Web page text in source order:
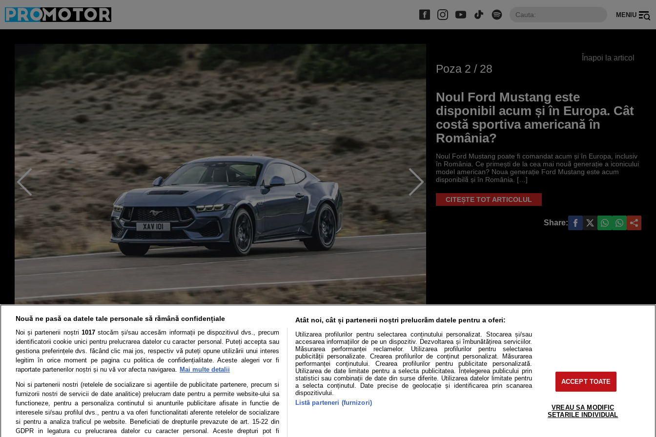
MENIU
Înapoi la articol
Poza 2 / 28
Noul Ford Mustang este
disponibil acum și în Europa. Cât
costă sportiva americană în
România?
Noul Ford Mustang poate fi comandat acum și în Europa, inclusiv
în România. Ce primești de la cea mai nouă generație a iconicului
model american? Noua generație Ford Mustang este acum
disponibilă și în România. […]
CITEȘTE TOT ARTICOLUL
Share:
Știri Test drive Utile Video Podcast cu Prioritate Cât costă?
Termeni si conditii Politica de confidentialitate Politica de cookies Echipa editorială Contact Modifică Setările
Toate drepturile rezervate | Citarea se poate face în limita a 250 de semne. Nicio instituţie sau persoană (site-uri, instituţii mass-media, firme de
Nouă ne pasă ca datele tale personale să rămână confidențiale
Noi și partenerii noștri 1017stocăm și/sau accesăm informații pe dispozitivul dvs., precum
identificatorii cookie unici pentru prelucrarea datelor cu caracter personal. Puteți accepta sau
gestiona preferințele dvs. făcând clic mai jos, respectiv vă puteți opune utilizării unui interes
legitim în orice moment pe pagina cu politica de confidențialitate. Aceste alegeri vor fi
raportate partenerilor noștri și nu vă vor afecta navigarea. Mai multe detalii
Noi si partenerii nostri (retelele de socializare si agentiile de publicitate partenere, precum si
furnizorii nostri de servicii de date analitice) prelucram date pentru a permite website-ului sa
functioneze, pentru a personaliza continutul si anunturile publicitare afisate in functie de
interesele si/sau profilul dvs., pentru a va oferi functionalitati aferente retelelor de socializare
si pentru a analiza traficul pe website. Beneficiati de drepturile prevazute de art. 15-22 din
GDPR in legatura cu prelucrarea datelor cu caracter personal. Aceste drepturi pot fi
Atât noi, cât și partenerii noștri prelucrăm datele pentru a oferi:
Utilizarea profilurilor pentru selectarea conținutului personalizat. Stocarea și/sau
accesarea informațiilor de pe un dispozitiv. Dezvoltarea și îmbunătățirea serviciilor.
Măsurarea performanței reclamelor. Utilizarea profilurilor pentru selectarea
publicității personalizate. Crearea profilurilor de conținut personalizat. Măsurarea
performanței conținutului. Crearea profilurilor pentru publicitate personalizată.
Utilizarea de date limitate pentru a selecta publicitatea. Înțelegerea publicului prin
statistici sau combinații de date din surse diferite. Utilizarea datelor limitate pentru
a selecta conținutul. Date precise de geolocație și identificarea prin scanarea
dispozitivului.
Listă parteneri (furnizori)
ACCEPT TOATE
VREAU SA MODIFIC
SETARILE INDIVIDUAL